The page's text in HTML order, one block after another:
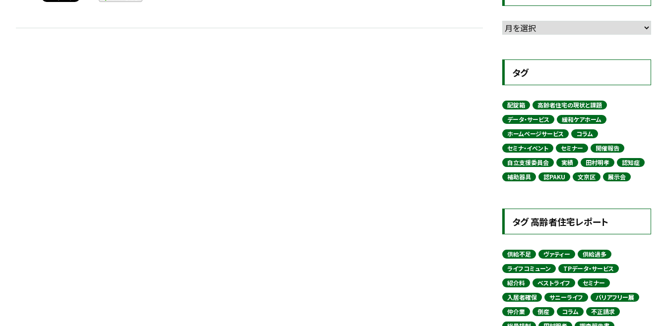
タグ
配錠箱
高齢者住宅の現状と課題
データ・サービス
緩和ケアホーム
ホームページサービス
コラム
セミナ・イベント
セミナー
開催報告
自立支援委員会
実績 田村明孝
認知症
補助器具
認PAKU 文京区 展示会
タグ 高齢者住宅レポート
供給不足 ヴァティー
供給過多
ライフコミューン
TPデータ・サービス
紹介料
ベストライフ
セミナー
入居者確保
サニーライフ
バリアフリー展
仲介業
倒産 コラム
不正請求